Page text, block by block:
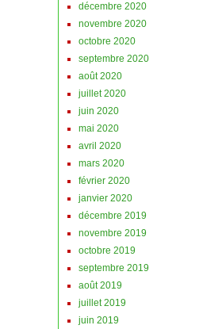
décembre 2020
novembre 2020
octobre 2020
septembre 2020
août 2020
juillet 2020
juin 2020
mai 2020
avril 2020
mars 2020
février 2020
janvier 2020
décembre 2019
novembre 2019
octobre 2019
septembre 2019
août 2019
juillet 2019
juin 2019